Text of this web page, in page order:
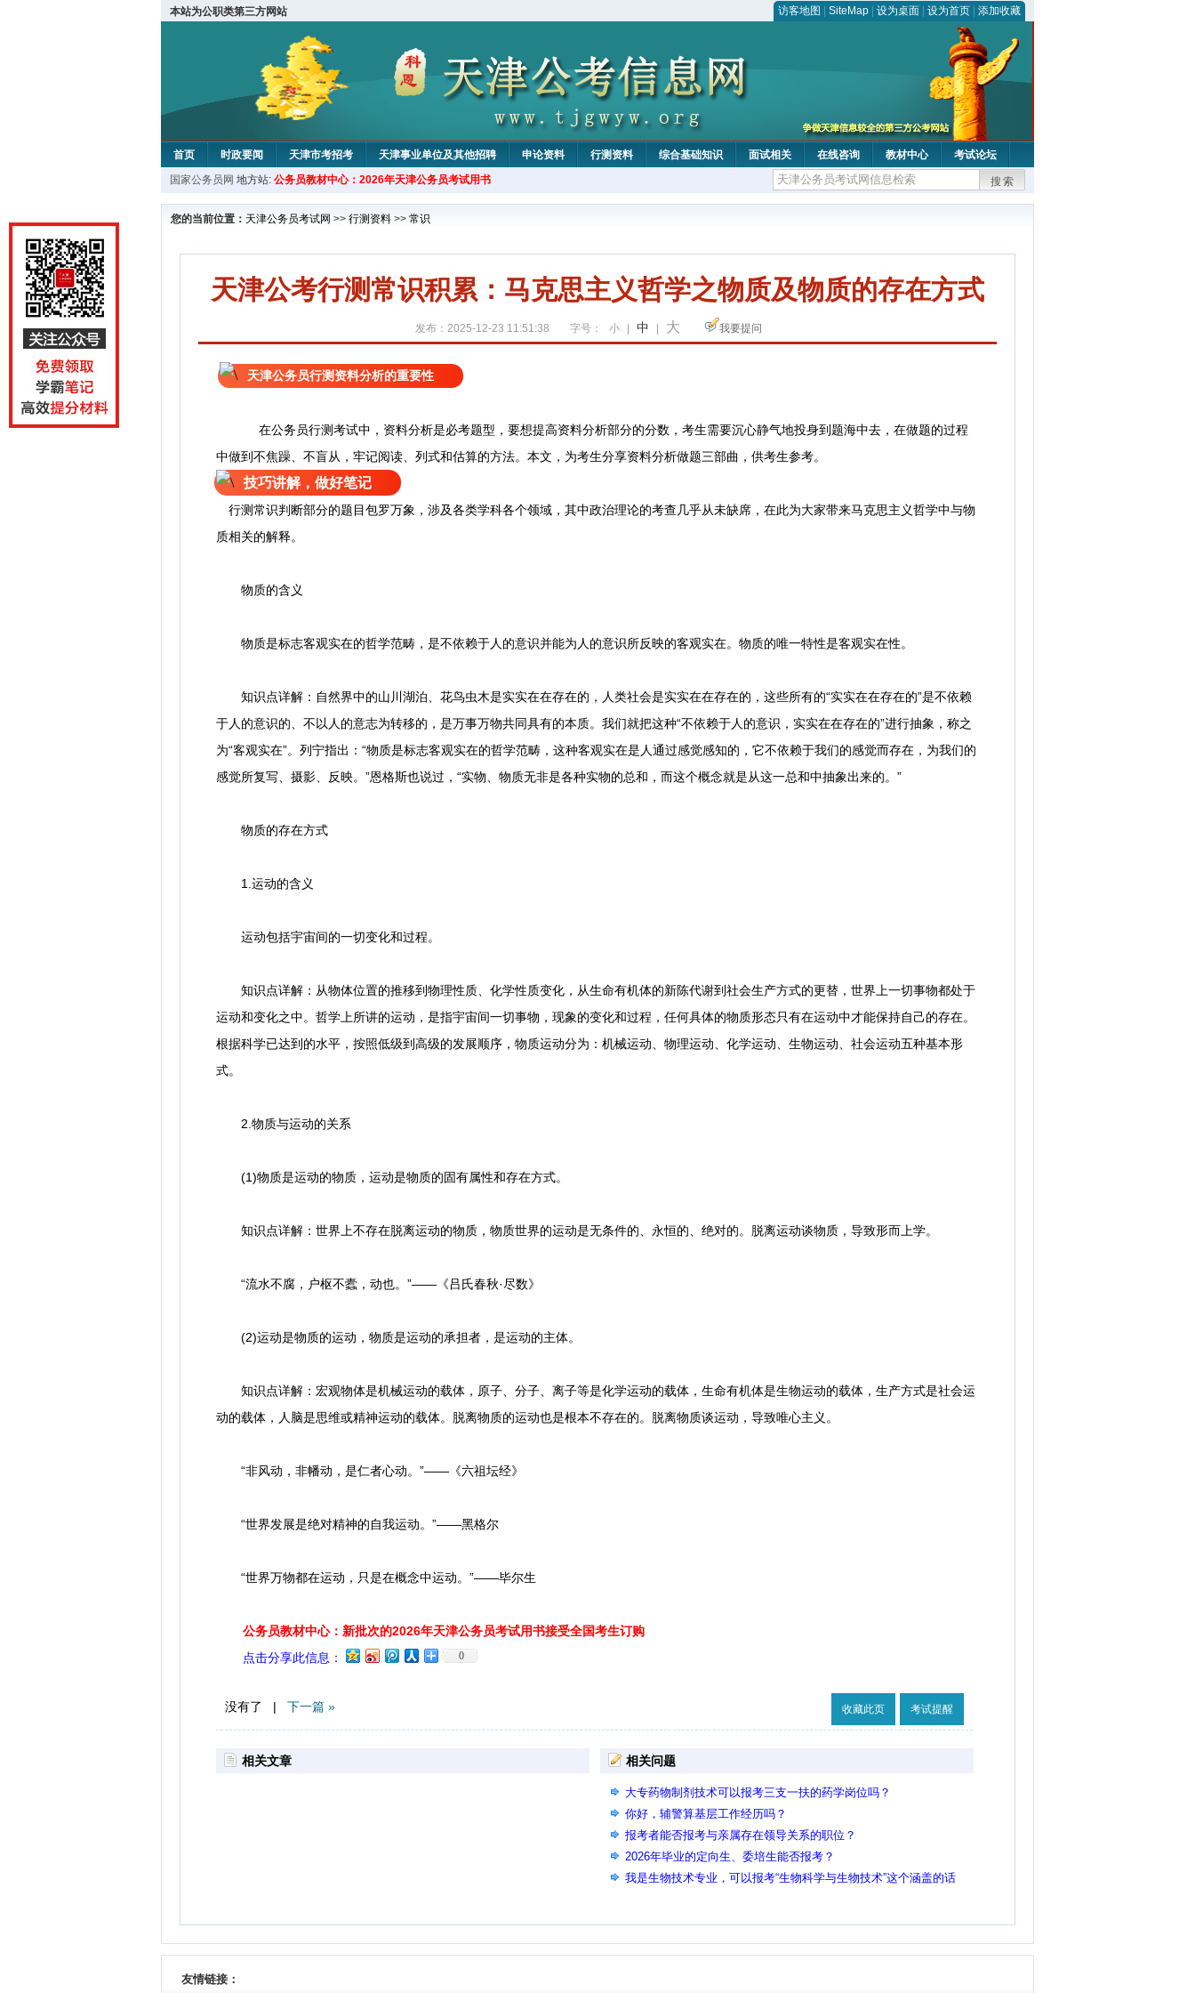
本站为公职类第三方网站 访客地图 SiteMap 设为桌面 设为首页 添加收藏
首页 时政要闻 天津市考招考 天津事业单位及其他招聘 申论资料 行测资料 综合基础知识 面试相关 在线咨询 教材中心 考试论坛
教材中心
国家公务员网 地方站: 公务员教材中心：2026年天津公务员考试用书 搜索
您的当前位置： 天津公务员考试网 >> 行测资料 >> 常识
天津公考行测常识积累：马克思主义哲学之物质及物质的存在方式
发布：2025-12-23 11:51:38 字号： 小 中 大 我要提问
天津公务员行测资料分析的重要性
在公务员行测考试中，资料分析是必考题型，要想提高资料分析部分的分数，考生需要沉心静气地投身到题海中去，在做题的过程
中做到不焦躁、不盲从，牢记阅读、列式和估算的方法。本文，为考生分享资料分析做题三部曲，供考生参考。
技巧讲解，做好笔记
行测常识判断部分的题目包罗万象，涉及各类学科各个领域，其中政治理论的考查几乎从未缺席，在此为大家带来马克思主义哲学中与物
质相关的解释。
物质的含义
物质是标志客观实在的哲学范畴，是不依赖于人的意识并能为人的意识所反映的客观实在。物质的唯一特性是客观实在性。
知识点详解：自然界中的山川湖泊、花鸟虫木是实实在在存在的，人类社会是实实在在存在的，这些所有的“实实在在存在的”是不依赖
于人的意识的、不以人的意志为转移的，是万事万物共同具有的本质。我们就把这种“不依赖于人的意识，实实在在存在的”进行抽象，称之
为“客观实在”。列宁指出：“物质是标志客观实在的哲学范畴，这种客观实在是人通过感觉感知的，它不依赖于我们的感觉而存在，为我们的
感觉所复写、摄影、反映。”恩格斯也说过，“实物、物质无非是各种实物的总和，而这个概念就是从这一总和中抽象出来的。”
物质的存在方式
1.运动的含义
运动包括宇宙间的一切变化和过程。
知识点详解：从物体位置的推移到物理性质、化学性质变化，从生命有机体的新陈代谢到社会生产方式的更替，世界上一切事物都处于
运动和变化之中。哲学上所讲的运动，是指宇宙间一切事物，现象的变化和过程，任何具体的物质形态只有在运动中才能保持自己的存在。
根据科学已达到的水平，按照低级到高级的发展顺序，物质运动分为：机械运动、物理运动、化学运动、生物运动、社会运动五种基本形
式。
2.物质与运动的关系
(1)物质是运动的物质，运动是物质的固有属性和存在方式。
知识点详解：世界上不存在脱离运动的物质，物质世界的运动是无条件的、永恒的、绝对的。脱离运动谈物质，导致形而上学。
“流水不腐，户枢不蠹，动也。”——《吕氏春秋·尽数》
(2)运动是物质的运动，物质是运动的承担者，是运动的主体。
知识点详解：宏观物体是机械运动的载体，原子、分子、离子等是化学运动的载体，生命有机体是生物运动的载体，生产方式是社会运
动的载体，人脑是思维或精神运动的载体。脱离物质的运动也是根本不存在的。脱离物质谈运动，导致唯心主义。
“非风动，非幡动，是仁者心动。”——《六祖坛经》
“世界发展是绝对精神的自我运动。”——黑格尔
“世界万物都在运动，只是在概念中运动。”——毕尔生
公务员教材中心：新批次的2026年天津公务员考试用书接受全国考生订购
点击分享此信息：
0
没有了 | 下一篇 » 收藏此页 考试提醒
相关文章 相关问题
大专药物制剂技术可以报考三支一扶的药学岗位吗？
你好，辅警算基层工作经历吗？
报考者能否报考与亲属存在领导关系的职位？
2026年毕业的定向生、委培生能否报考？
我是生物技术专业，可以报考“生物科学与生物技术”这个涵盖的话
友情链接：